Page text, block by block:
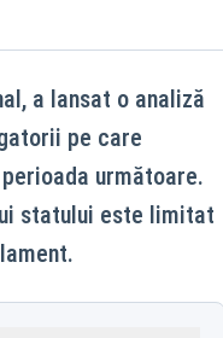
a lansat o analiză
pe care
următoare.
statului este limitat